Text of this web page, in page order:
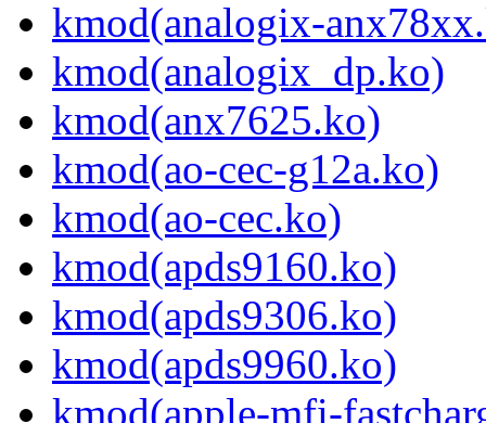
kmod(analogix-
kmod(analogix_dp.ko)
kmod(anx7625.ko)
kmod(ao-cec-g12a.ko)
kmod(ao-cec.ko)
kmod(apds9160.ko)
kmod(apds9306.ko)
kmod(apds9960.ko)
kmod(apple-mfi-